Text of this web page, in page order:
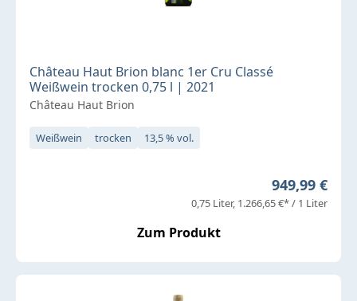
Château Haut Brion blanc 1er Cru Classé
Weißwein trocken 0,75 l | 2021
Château Haut Brion
Weißwein trocken 13,5 % vol.
Regulärer
949,99 €
0,75 Liter 1.266,65 €* / 1 Liter
Zum Produkt